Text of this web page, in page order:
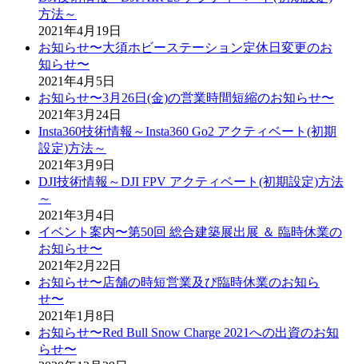
方法～
2021年4月19日
お知らせ〜大須ホビーステーション定休日変更のお
知らせ〜
2021年4月5日
お知らせ〜3月26日(金)の営業時間短縮のお知らせ〜
2021年3月24日
Insta360技術情報～Insta360 Go2 アクティベート(初期
設定)方法～
2021年3月9日
DJI技術情報～DJI FPV アクティベート(初期設定)方法
～
2021年3月4日
イベント案内〜第50回 総合建築展出展 ＆ 臨時休業の
お知らせ〜
2021年2月22日
お知らせ〜店舗の時短営業及び臨時休業のお知ら
せ〜
2021年1月8日
お知らせ〜Red Bull Snow Charge 2021への出資のお知
らせ〜